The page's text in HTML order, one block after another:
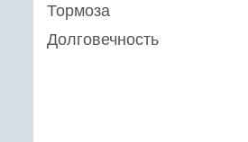
Тормоза
Долговечность